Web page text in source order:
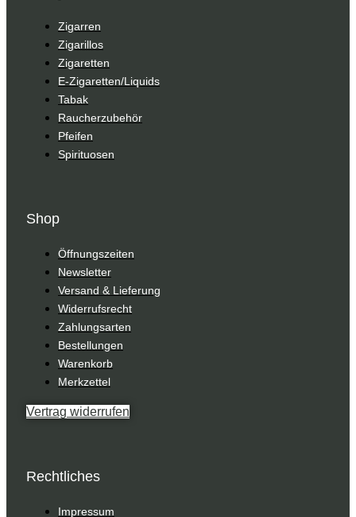
Zigarren
Zigarillos
Zigaretten
E-Zigaretten/Liquids
Tabak
Raucherzubehör
Pfeifen
Spirituosen
Shop
Öffnungszeiten
Newsletter
Versand & Lieferung
Widerrufsrecht
Zahlungsarten
Bestellungen
Warenkorb
Merkzettel
Vertrag widerrufen
Rechtliches
Impressum